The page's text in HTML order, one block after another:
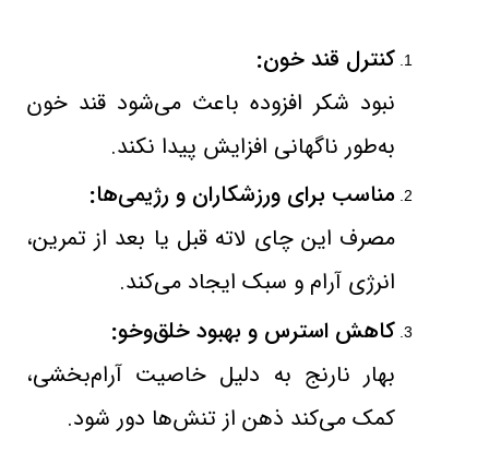
کنترل قند خون:
نبود شکر افزوده باعث می‌شود قند خون
به‌طور ناگهانی افزایش پیدا نکند.
مناسب برای ورزشکاران و رژیمی‌ها:
مصرف این چای لاته قبل یا بعد از تمرین،
انرژی آرام و سبک ایجاد می‌کند.
کاهش استرس و بهبود خلق‌وخو:
بهار نارنج به دلیل خاصیت آرام‌بخشی،
کمک می‌کند ذهن از تنش‌ها دور شود.